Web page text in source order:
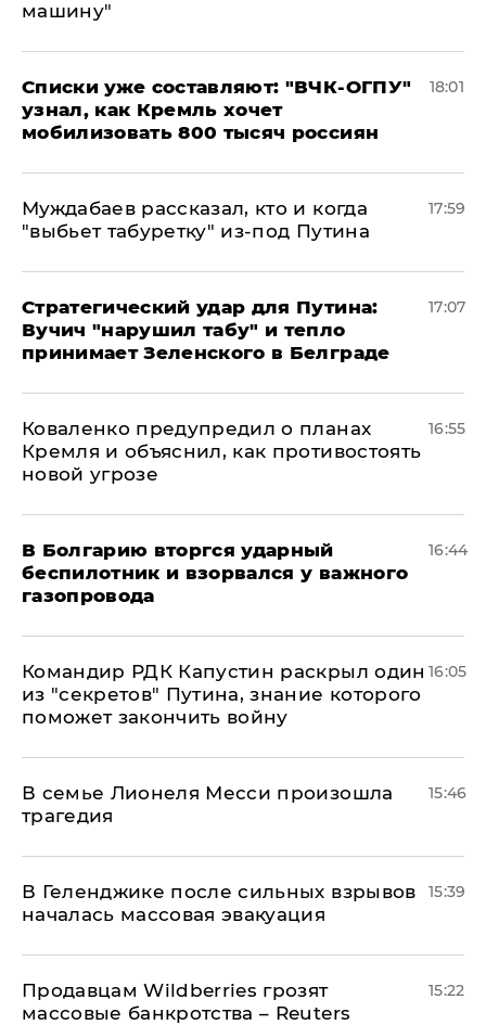
машину"
Списки уже составляют: "ВЧК-ОГПУ"
узнал, как Кремль хочет
мобилизовать 800 тысяч россиян
18:01
Муждабаев рассказал, кто и когда
"выбьет табуретку" из-под Путина
17:59
Стратегический удар для Путина:
Вучич "нарушил табу" и тепло
принимает Зеленского в Белграде
17:07
Коваленко предупредил о планах
Кремля и объяснил, как противостоять
новой угрозе
16:55
В Болгарию вторгся ударный
беспилотник и взорвался у важного
газопровода
16:44
Командир РДК Капустин раскрыл один
из "секретов" Путина, знание которого
поможет закончить войну
16:05
В семье Лионеля Месси произошла
трагедия
15:46
В Геленджике после сильных взрывов
началась массовая эвакуация
15:39
Продавцам Wildberries грозят
массовые банкротства – Reuters
15:22